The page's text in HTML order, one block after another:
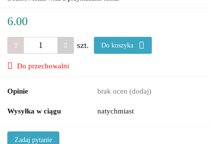
6.00
szt. Do koszyka
Do przechowalni
Opinie brak ocen (dodaj)
Wysyłka w ciągu natychmiast
Zadaj pytanie